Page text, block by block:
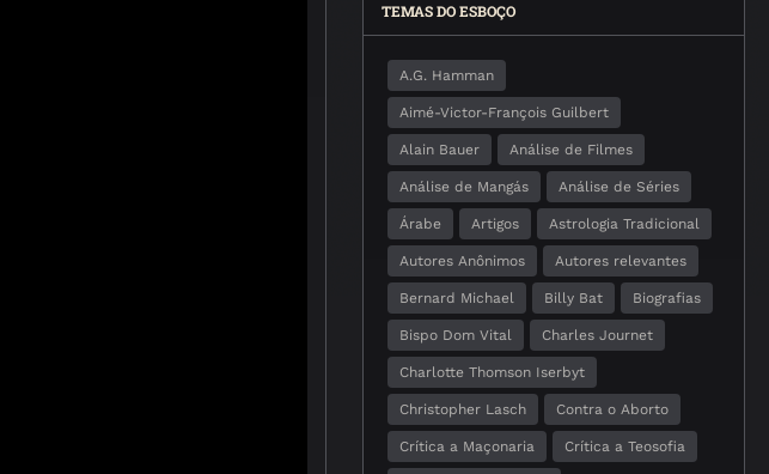
TEMAS DO ESBOÇO
A.G. Hamman
Aimé-Victor-François Guilbert
Alain Bauer Análise de Filmes
Análise de Mangás Análise de Séries
Árabe Artigos Astrologia Tradicional
Autores Anônimos Autores relevantes
Bernard Michael Billy Bat Biografias
Bispo Dom Vital Charles Journet
Charlotte Thomson Iserbyt
Christopher Lasch Contra o Aborto
Crítica a Maçonaria Crítica a Teosofia